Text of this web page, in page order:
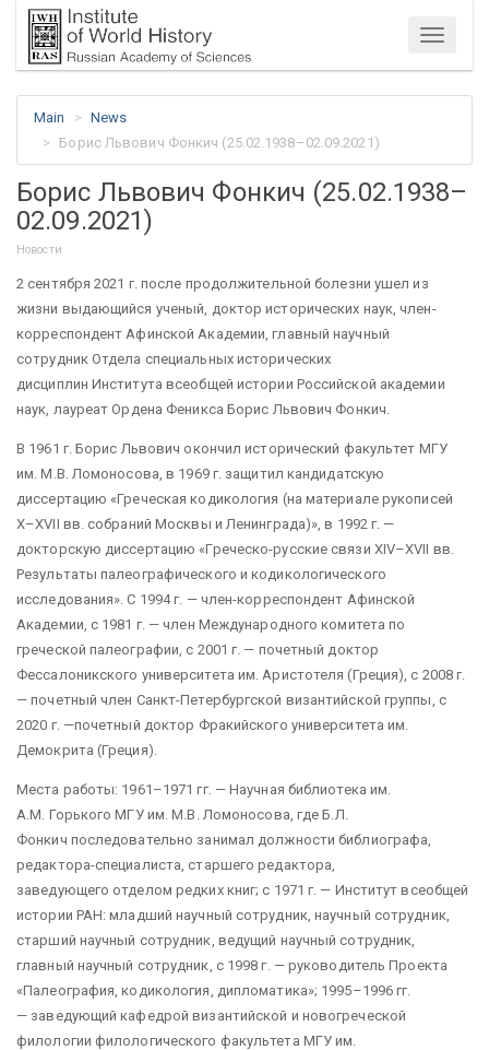
Menu
Main
News
Борис Львович Фонкич (25.02.1938–02.09.2021)
Борис Львович Фонкич (25.02.1938–
02.09.2021)
Новости
2 сентября 2021 г. после продолжительной болезни ушел из
жизни выдающийся ученый, доктор исторических наук, член-
корреспондент Афинской Академии, главный научный
сотрудник Отдела специальных исторических
дисциплин Института всеобщей истории Российской академии
наук, лауреат Ордена Феникса Борис Львович Фонкич.
В 1961 г. Борис Львович окончил исторический факультет МГУ
им. М.В. Ломоносова, в 1969 г. защитил кандидатскую
диссертацию «Греческая кодикология (на материале рукописей
X–XVII вв. собраний Москвы и Ленинграда)», в 1992 г. —
докторскую диссертацию «Греческо-русские связи XIV–XVII вв.
Результаты палеографического и кодикологического
исследования». С 1994 г. — член-корреспондент Афинской
Академии, с 1981 г. — член Международного комитета по
греческой палеографии, с 2001 г. — почетный доктор
Фессалоникского университета им. Аристотеля (Греция), с 2008 г.
— почетный член Санкт-Петербургской византийской группы, с
2020 г. —почетный доктор Фракийского университета им.
Демокрита (Греция).
Места работы: 1961–1971 гг. — Научная библиотека им.
А.М. Горького МГУ им. М.В. Ломоносова, где Б.Л.
Фонкич последовательно занимал должности библиографа,
редактора-специалиста, старшего редактора,
заведующего отделом редких книг; с 1971 г. — Институт всеобщей
истории РАН: младший научный сотрудник, научный сотрудник,
старший научный сотрудник, ведущий научный сотрудник,
главный научный сотрудник, с 1998 г. — руководитель Проекта
«Палеография, кодикология, дипломатика»; 1995–1996 гг.
— заведующий кафедрой византийской и новогреческой
филологии филологического факультета МГУ им.